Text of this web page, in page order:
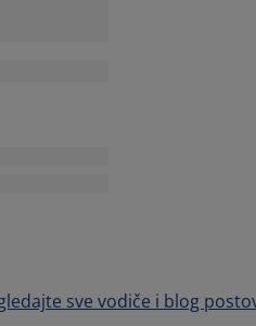
sve vodiče i blog